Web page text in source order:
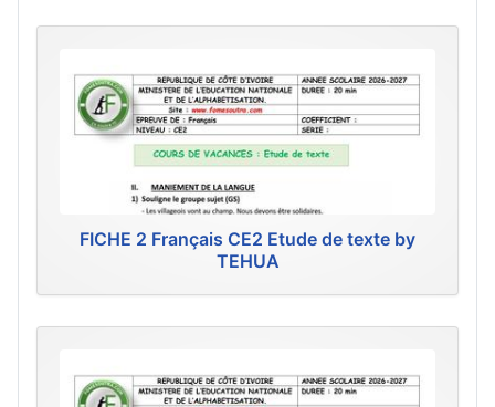
FICHE 2 Français CE2 Etude de texte by
TEHUA